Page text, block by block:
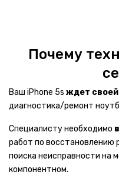
Мобильная техника
Планшеты
Электронные книги
Bluetooth гарнитуры
Почему
Ваш iPhone 5s ждет
диагностика/ремонт
Специалисту необходимо
работ по восстановлению
поиска неисправности на
компонентном.